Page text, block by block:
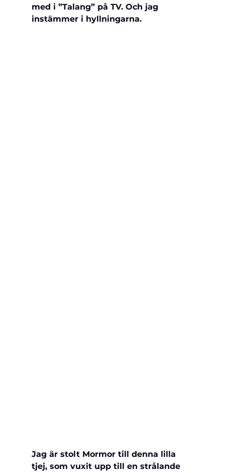
med i ”Talang” på TV. Och jag
instämmer i hyllningarna.
Jag är stolt Mormor till denna lilla
tjej, som vuxit upp till en strålande